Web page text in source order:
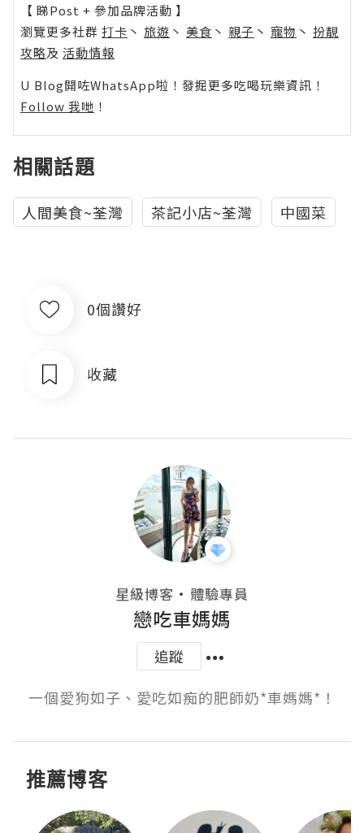
【 睇Post + 參加品牌活動 】
瀏覽更多社群 打卡 丶 旅遊 丶 美食 丶 親子 丶 寵物 丶 扮靚
攻略及 活動情報
U Blog開咗WhatsApp啦！發掘更多吃喝玩樂資訊！
Follow 我哋 ！
相關話題
人間美食~荃灣 茶記小店~荃灣 中國菜
0個讚好
收藏
星級博客 ・ 體驗專員
戀吃車媽媽
追蹤
一個愛狗如子、愛吃如痴的肥師奶*車媽媽*！
推薦博客